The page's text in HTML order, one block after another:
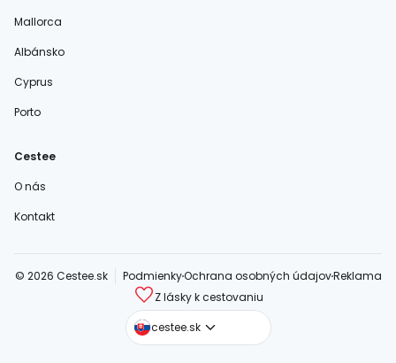
Mallorca
Albánsko
Cyprus
Porto
Cestee
O nás
Kontakt
© 2026 Cestee.sk PodmienkyOchrana osobných údajovReklama
Z lásky k cestovaniu
cestee.sk
cestee.com
cestee.pl